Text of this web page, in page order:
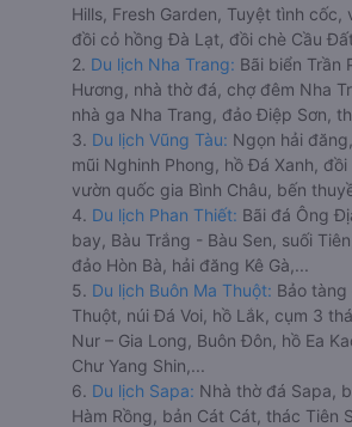
Hills, Fresh Garden, Tuyệt tình cốc,
đồi cỏ hồng Đà Lạt, đồi chè Cầu
2. Du lịch Nha Trang: Bãi biển Trần
Hương, nhà thờ đá, chợ đêm Nha
nhà ga Nha Trang, đảo Điệp Sơn,
3. Du lịch Vũng Tàu: Ngọn hải
mũi Nghinh Phong, hồ Đá Xanh, đồi
vườn quốc gia Bình Châu, bến
4. Du lịch Phan Thiết: Bãi đá Ông
bay, Bàu Trắng - Bàu Sen, suối
đảo Hòn Bà, hải đăng Kê Gà,...
5. Du lịch Buôn Ma Thuột: Bảo tàng
Thuột, núi Đá Voi, hồ Lắk, cụm 3
Nur – Gia Long, Buôn Đôn, hồ Ea
Chư Yang Shin,...
6. Du lịch Sapa: Nhà thờ đá Sapa,
Hàm Rồng, bản Cát Cát, thác Tiên